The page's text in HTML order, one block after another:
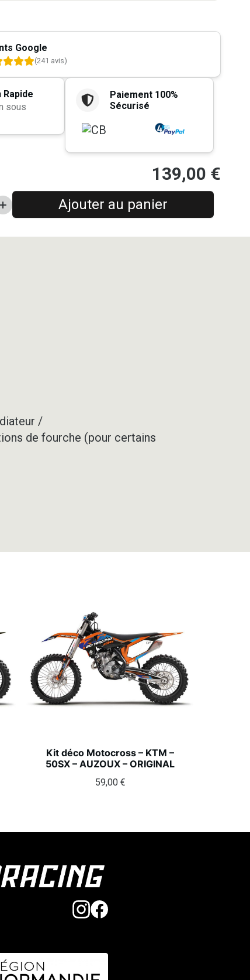
Google
(241 avis)
sous
Paiement 100%
Sécurisé
139,00 €
Ajouter au panier
/
de fourche (pour certains
Kit déco Motocross – KTM –
50SX – AUZOUX – ORIGINAL
59,00 €